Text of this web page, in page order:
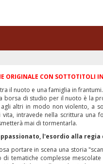
ORIGINALE CON SOTTOTITOLI
il nuoto e una famiglia in
borsa di studio per il nuoto è la
altri in modo non violento, a
intravede nella scrittura una
mai di tormentarla.
l'esordio alla
portare in scena una storia
di tematiche complesse